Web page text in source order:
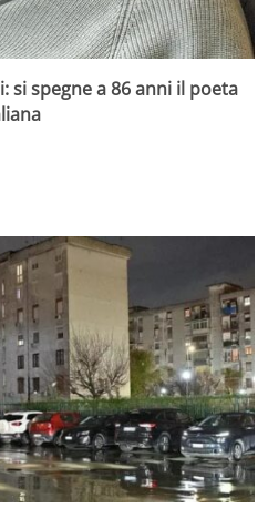
si spegne a 86 anni il poeta